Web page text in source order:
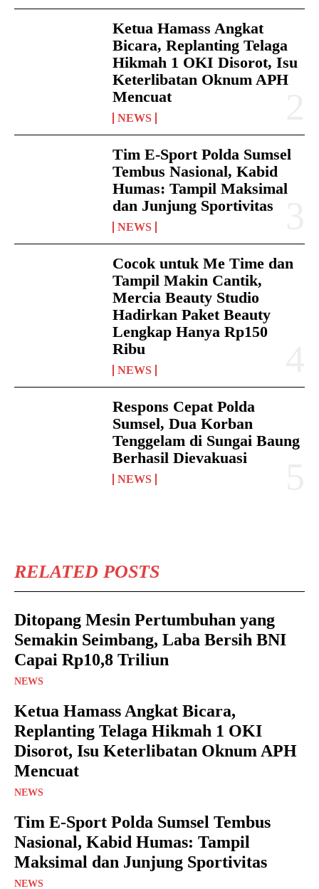
Ketua Hamass Angkat
Bicara, Replanting Telaga
Hikmah 1 OKI Disorot, Isu
Keterlibatan Oknum APH
Mencuat
NEWS
Tim E-Sport Polda Sumsel
Tembus Nasional, Kabid
Humas: Tampil Maksimal
dan Junjung Sportivitas
NEWS
Cocok untuk Me Time dan
Tampil Makin Cantik,
Mercia Beauty Studio
Hadirkan Paket Beauty
Lengkap Hanya Rp150
Ribu
NEWS
Respons Cepat Polda
Sumsel, Dua Korban
Tenggelam di Sungai Baung
Berhasil Dievakuasi
NEWS
RELATED POSTS
Ditopang Mesin Pertumbuhan yang
Semakin Seimbang, Laba Bersih BNI
Capai Rp10,8 Triliun
NEWS
Ketua Hamass Angkat Bicara,
Replanting Telaga Hikmah 1 OKI
Disorot, Isu Keterlibatan Oknum APH
Mencuat
NEWS
Tim E-Sport Polda Sumsel Tembus
Nasional, Kabid Humas: Tampil
Maksimal dan Junjung Sportivitas
NEWS